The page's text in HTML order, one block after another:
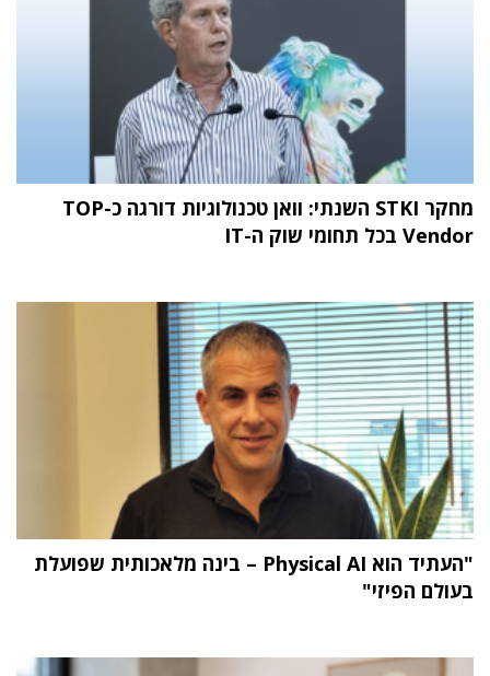
מחקר STKI השנתי: וואן טכנולוגיות דורגה כ-TOP
Vendor בכל תחומי שוק ה-IT
"העתיד הוא Physical AI – בינה מלאכותית שפועלת
בעולם הפיזי"